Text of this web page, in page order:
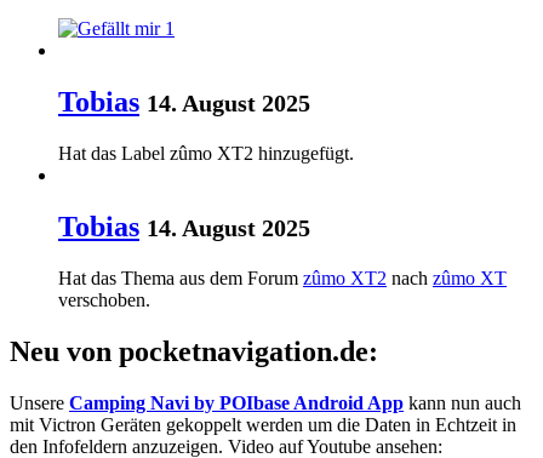
1
Tobias 14. August 2025
Hat das Label zûmo XT2 hinzugefügt.
Tobias 14. August 2025
Hat das Thema aus dem Forum zûmo XT2 nach zûmo XT
verschoben.
Neu von pocketnavigation.de:
Unsere Camping Navi by POIbase Android App kann nun auch
mit Victron Geräten gekoppelt werden um die Daten in Echtzeit in
den Infofeldern anzuzeigen. Video auf Youtube ansehen: